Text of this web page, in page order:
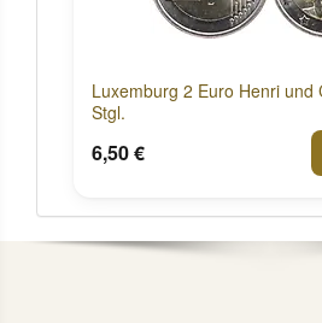
Luxemburg 2 Euro Henri und
Stgl.
6,50 €